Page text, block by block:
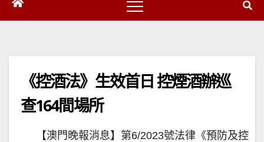
《控酒法》生效首日 控煙酒辦巡
查164間場所
【澳門晚報消息】第6/2023號法律《預防及控